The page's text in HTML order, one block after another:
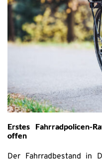
Erstes Fahrradpolicen-
offen
Der Fahrradbestand in